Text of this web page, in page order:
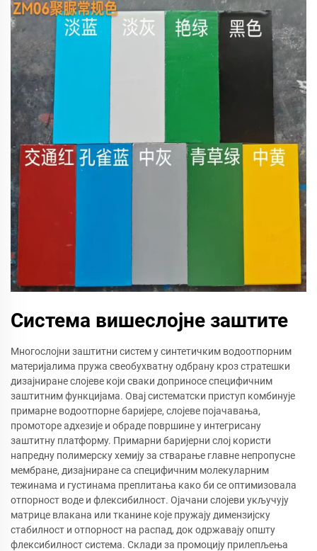
Система вишеслојне заштите
Многослојни заштитни систем у синтетичким водоотпорним
материјалима пружа свеобухватну одбрану кроз стратешки
дизајниране слојеве који сваки доприносе специфичним
заштитним функцијама. Овај систематски приступ комбинује
примарне водоотпорне баријере, слојеве појачавања,
промоторе адхезије и обраде површине у интегрисану
заштитну платформу. Примарни баријерни слој користи
напредну полимерску хемију за стварање главне непропусне
мембране, дизајниране са специфичним молекуларним
тежинама и густинама преплитања како би се оптимизовала
отпорност воде и флексибилност. Ојачани слојеви укључују
матрице влакана или тканине које пружају димензијску
стабилност и отпорност на распад, док одржавају општу
флексибилност система. Склади за промоцију прилепљења